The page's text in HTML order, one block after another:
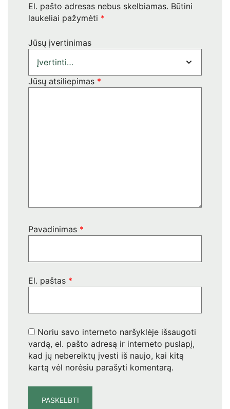
El. pašto adresas nebus skelbiamas. Būtini
laukeliai pažymėti *
Jūsų įvertinimas
Jūsų atsiliepimas *
Pavadinimas *
El. paštas *
Noriu savo interneto naršyklėje išsaugoti
vardą, el. pašto adresą ir interneto puslapį,
kad jų nebereiktų įvesti iš naujo, kai kitą
kartą vėl norėsiu parašyti komentarą.